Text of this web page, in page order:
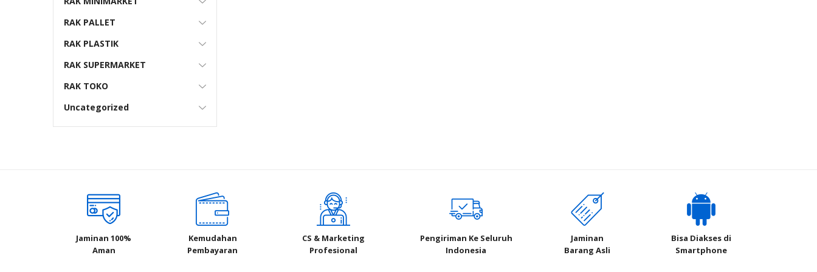
RAK PALLET
RAK PLASTIK
RAK SUPERMARKET
RAK TOKO
Uncategorized
Jaminan 100%
Aman
Kemudahan
Pembayaran
CS & Marketing
Profesional
Pengiriman Ke Seluruh
Indonesia
Jaminan
Barang Asli
Bisa Diakses di
Smartphone